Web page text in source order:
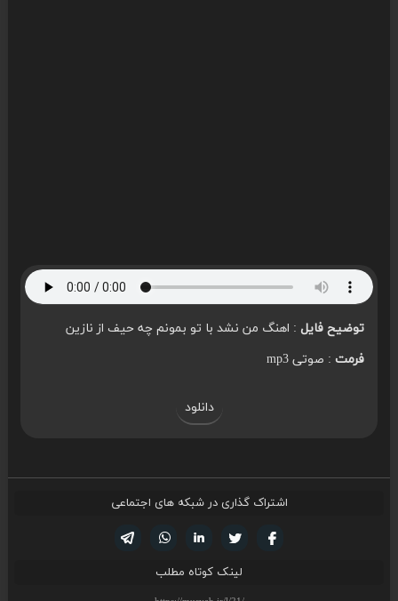
توضیح فایل: اهنگ من نشد با تو بمونم چه حیف از نازین
فرمت: صوتی mp3
دانلود
اشتراک گذاری در شبکه های اجتماعی
لینکدین تویتر
فیسوک
لینک کوتاه مطلب